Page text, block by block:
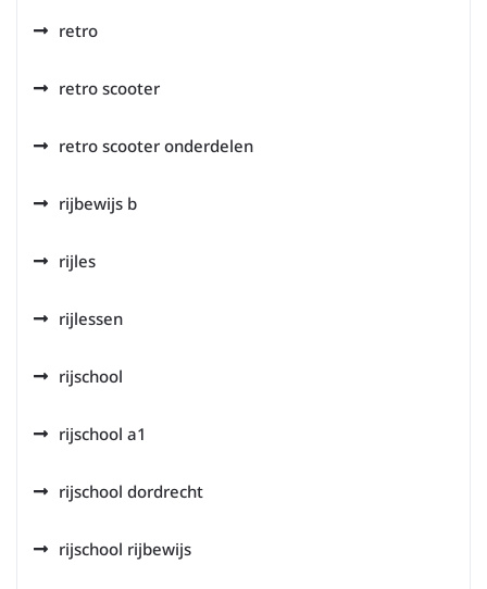
retro
retro scooter
retro scooter onderdelen
rijbewijs b
rijles
rijlessen
rijschool
rijschool a1
rijschool dordrecht
rijschool rijbewijs